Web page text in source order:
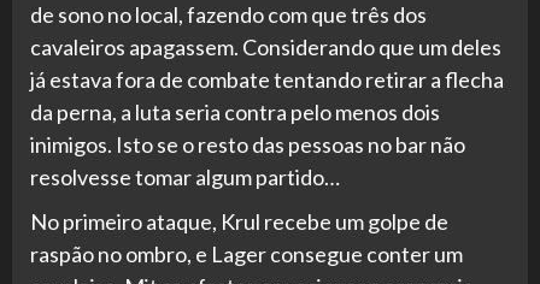
de sono no local, fazendo com que três dos
cavaleiros apagassem. Considerando que um deles
já estava fora de combate tentando retirar a flecha
da perna, a luta seria contra pelo menos dois
inimigos. Isto se o resto das pessoas no bar não
resolvesse tomar algum partido…
No primeiro ataque, Krul recebe um golpe de
raspão no ombro, e Lager consegue conter um